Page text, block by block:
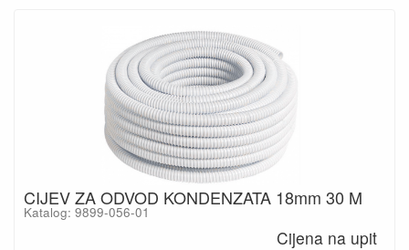
CIJEV ZA ODVOD KONDENZATA 18mm 30 M
Katalog: 9899-056-01
Cijena na upit